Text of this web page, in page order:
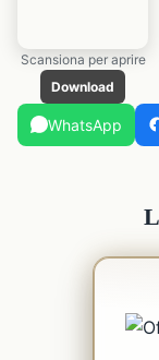
Scansiona per aprire
Download
WhatsApp